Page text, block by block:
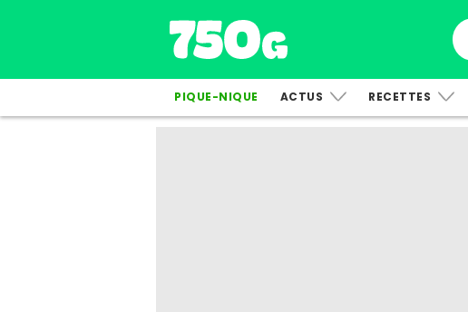
PIQUE-NIQUE ACTUS RECETTES